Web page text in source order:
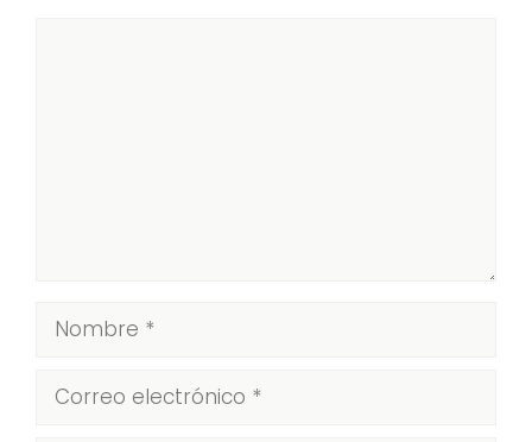
Nombre
Correo
electrónico